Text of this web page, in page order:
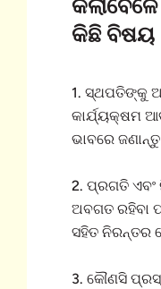
କିଛି ବିଷୟ
1. ସ୍ଥପତିଙ୍କୁ
କାର୍ଯ୍ୟକ୍ଷମ
ଭାବରେ
2. ପ୍ରଗତି
ଅବଗତ ରହିବା
ସହିତ ନିରନ୍ତର
3. କୌଣସି